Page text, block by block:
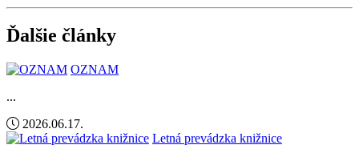
Ďalšie články
OZNAM
...
2026.06.17.
Letná prevádzka knižnice